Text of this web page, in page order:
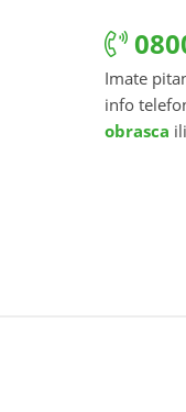
Imate
info
obrasca